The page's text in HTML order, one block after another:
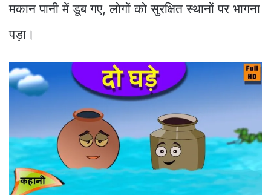
मकान पानी में डूब गए, लोगों को सुरक्षित स्थानों पर भागना
पड़ा।